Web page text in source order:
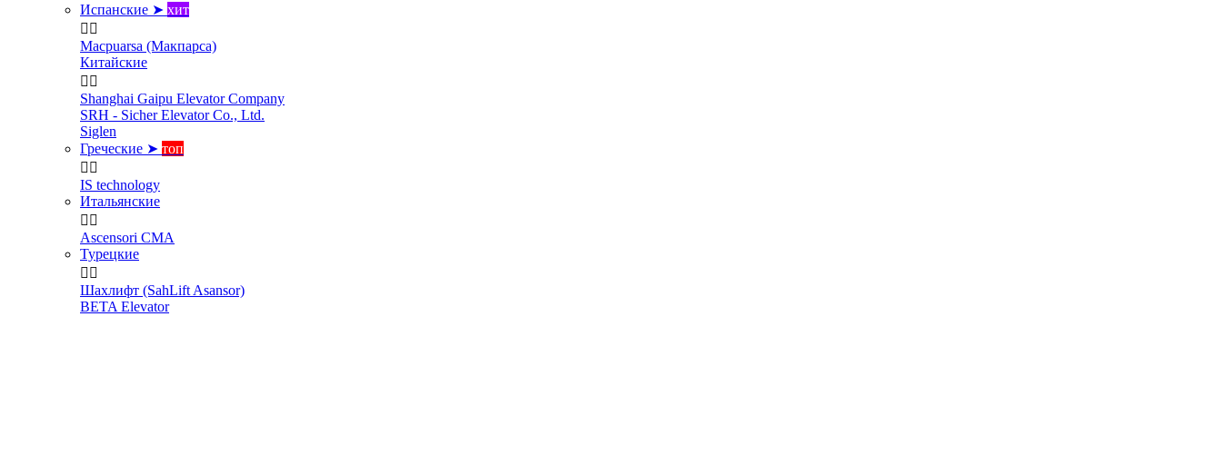
Испанские ➤ хит
 
Macpuarsa (Макпарса)
Китайские
 
Shanghai Gaipu Elevator Company
SRH - Sicher Elevator Co., Ltd.
Siglen
Греческие ➤ топ
 
IS technology
Итальянские
 
Ascensori CMA
Турецкие
 
Шахлифт (SahLift Asansor)
BETA Elevator